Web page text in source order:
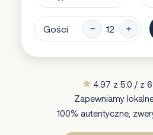
Gości
4.97 z 5.0 / z
Zapewniamy
100% autentyczne,